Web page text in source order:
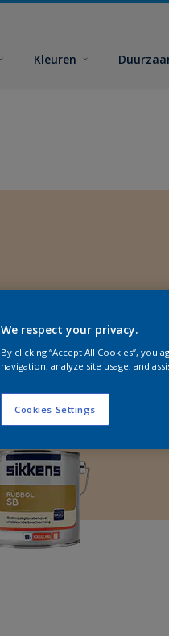
Kleuren
We respect your privacy.
By clicking “Accept All Cookies”,
navigation, analyze site usage, and
Cookies Settings